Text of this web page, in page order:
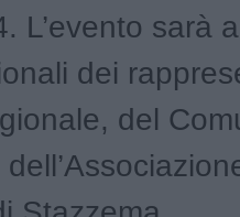
L’evento sarà
dei
del